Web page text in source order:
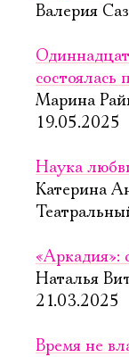
Валерия
Марина
19.05.2025
Наука
Катерина
«Аркадия»:
Наталья
21.03.2025
Время не